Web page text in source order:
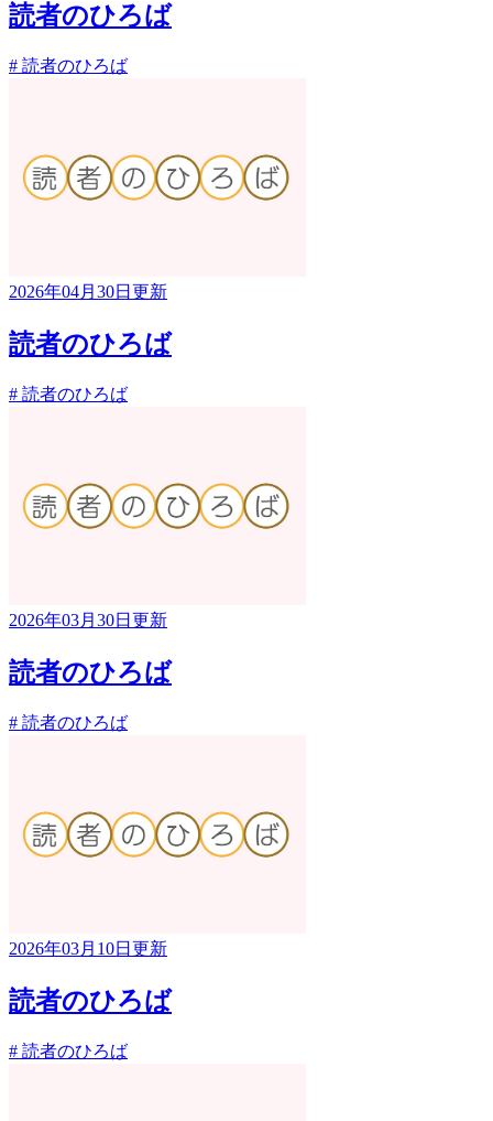
読者のひろば
# 読者のひろば
2026年04月30日更新
読者のひろば
# 読者のひろば
2026年03月30日更新
読者のひろば
# 読者のひろば
2026年03月10日更新
読者のひろば
# 読者のひろば